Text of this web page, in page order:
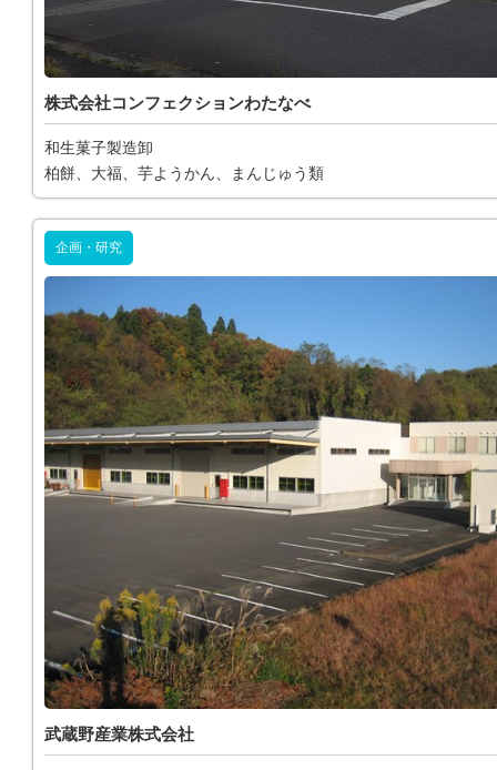
株式会社コンフェクションわたなべ
和生菓子製造卸
柏餅、大福、芋ようかん、まんじゅう類
企画・研究
武蔵野産業株式会社